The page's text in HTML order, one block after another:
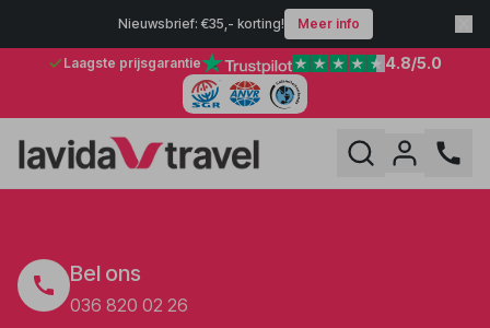
Nieuwsbrief: €35,- korting! Meer info
Laagste prijsgarantie 4.8/5.0
Bel ons
036 820 02 26